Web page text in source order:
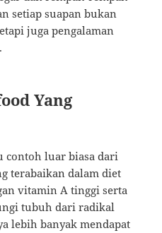
setiap suapan bukan
juga pengalaman
Yang
contoh luar biasa dari
terabaikan dalam diet
vitamin A tinggi serta
tubuh dari radikal
lebih banyak mendapat